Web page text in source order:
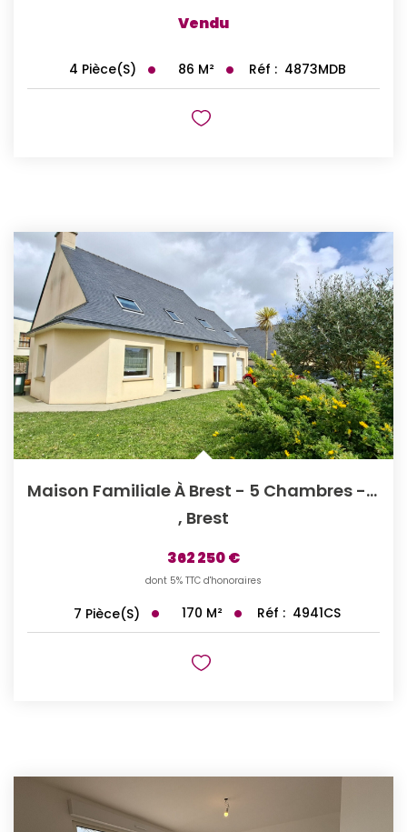
Vendu
4 Pièce(s) 86 M² Réf : 4873MDB
Maison Familiale À Brest - 5 Chambres - 170 M2
, Brest
362 250 €
dont 5% TTC d'honoraires
7 Pièce(s) 170 M² Réf : 4941CS